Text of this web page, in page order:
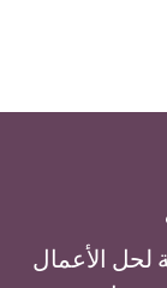
الأعمال